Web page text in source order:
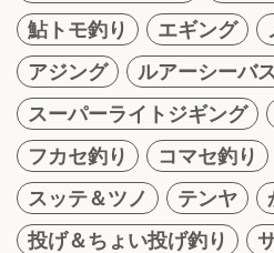
鮎トモ釣り
エギング
アジング
ルアーシーバス
スーパーライトジギング
フカセ釣り
コマセ釣り
スッテ＆ツノ
テンヤ
投げ＆ちょい投げ釣り